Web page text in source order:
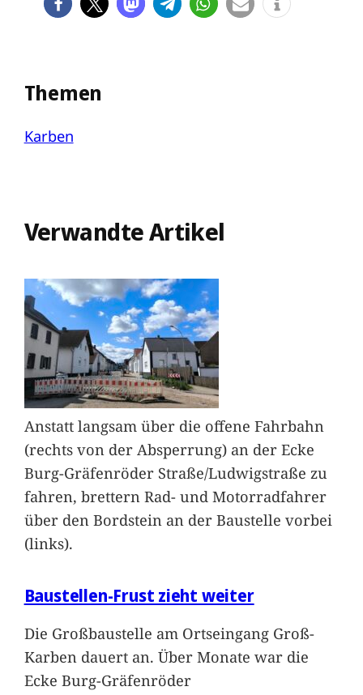
Themen
Karben
Verwandte Artikel
Anstatt langsam über die offene Fahrbahn
(rechts von der Absperrung) an der Ecke
Burg-Gräfenröder Straße/Ludwigstraße zu
fahren, brettern Rad- und Motorradfahrer
über den Bordstein an der Baustelle vorbei
(links).
Baustellen-Frust zieht weiter
Die Großbaustelle am Ortseingang Groß-
Karben dauert an. Über Monate war die
Ecke Burg-Gräfenröder